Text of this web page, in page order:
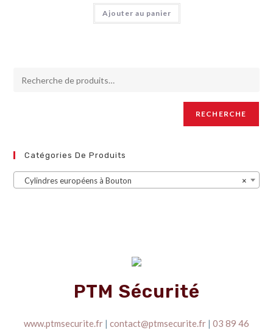
Ajouter au panier
RECHERCHE
Catégories De Produits
×
Cylindres européens à Bouton
PTM Sécurité
www.ptmsecurite.fr | contact@ptmsecurite.fr | 03 89 46